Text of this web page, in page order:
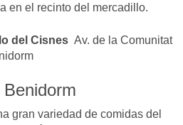
en el recinto del mercadillo.
del Cisnes Av. de la Comunitat
gran variedad de comidas del